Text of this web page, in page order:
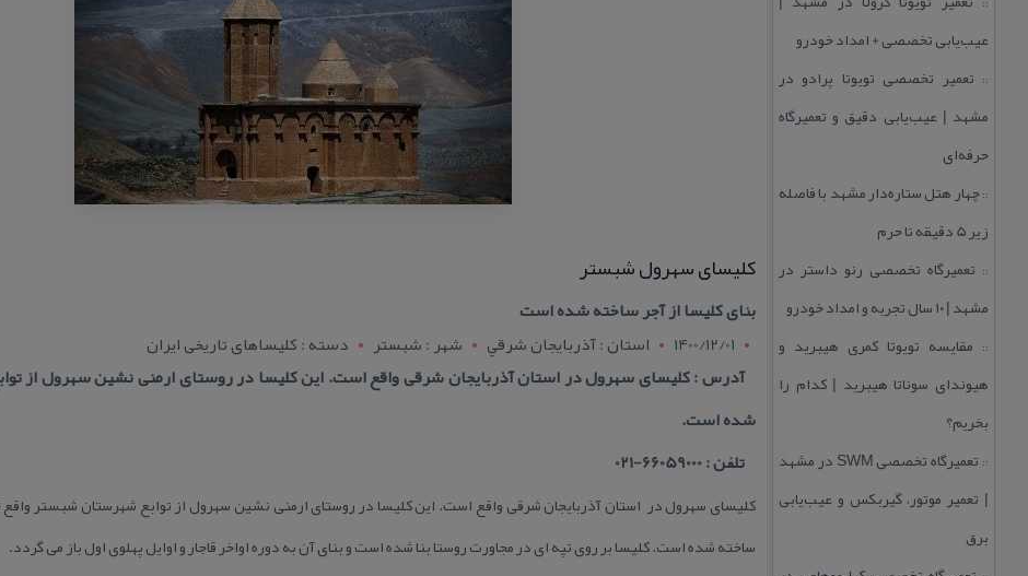
عیب‌یابی تخصصی + امداد خودرو
:: تعمیر تخصصی تویوتا پرادو در
مشهد | عیب‌یابی دقیق و تعمیرگاه
حرفه‌ای
::چهار هتل‌ ستاره‌دار مشهد با فاصله
زیر 5 دقیقه تا حرم
:: تعمیرگاه تخصصی رنو داستر در
مشهد | ۱۰ سال تجربه و امداد خودرو
:: مقایسه تویوتا كمری هیبرید و
هیوندای سوناتا هیبرید | كدام را
بخریم؟
::
تعمیرگاه تخصصی SWM در مشهد
| تعمیر موتور، گیربكس و عیب‌یابی
برق
كلیسای سهرول شبستر
بنای كلیسا از آجر ساخته شده است
1400/12/01
استان : آذربايجان شرقي شهر : شبستر
دسته : كلیساهای تاریخی ایران
آدرس : كلیسای سهرول در استان آذربایجان شرقی واقع است. این كلیسا در روستای ارمنی نشین سهرول از
شده است.
تلفن : 66059000-021
كلیسای سهرول در استان آذربایجان شرقی واقع است. این كلیسا در روستای ارمنی نشین سهرول از توابع شهرستان شبستر
ساخته شده است. كلیسا بر روی تپه ای در مجاورت روستا بنا شده است و بنای آن به دوره اواخر قاجار و اوایل پهلوی اول باز می گردد.